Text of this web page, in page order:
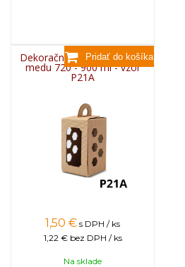
Dekoračný kartón na pohár
medu 720 - 900 ml - vzor
P21A
1,50 € s DPH / ks
1,22 € bez DPH / ks
Na sklade